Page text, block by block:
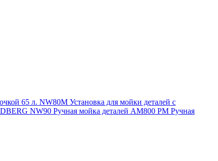
65 л. NW80M Установка для мойки деталей с
NW90 Ручная мойка деталей АМ800 РМ Ручная